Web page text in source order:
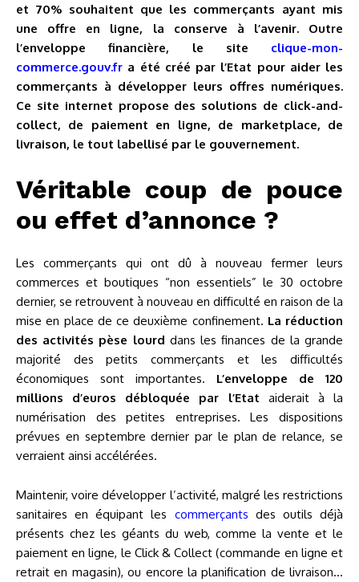
et 70% souhaitent que les commerçants ayant mis
une offre en ligne, la conserve à l’avenir.
Outre
l’enveloppe financière, le site clique-mon-
commerce.gouv.fr a été créé par l’Etat pour aider les
commerçants à développer leurs offres numériques.
Ce site internet propose des solutions de click-and-
collect, de paiement en ligne, de marketplace, de
livraison, le tout labellisé par le gouvernement.
Véritable coup de pouce
ou effet d’annonce ?
Les commerçants qui ont dû à nouveau fermer leurs
commerces et boutiques “non essentiels” le 30 octobre
dernier, se retrouvent à nouveau en difficulté en raison de la
mise en place de ce deuxième confinement. La réduction
des activités pèse lourd dans les finances de la grande
majorité des petits commerçants et les difficultés
économiques sont importantes. L’enveloppe de 120
millions d’euros débloquée par l’Etat aiderait à la
numérisation des petites entreprises. Les dispositions
prévues en septembre dernier par le plan de relance, se
verraient ainsi accélérées.
Maintenir, voire développer l’activité, malgré les restrictions
sanitaires en équipant les commerçants des outils déjà
présents chez les géants du web, comme la vente et le
paiement en ligne, le Click & Collect (commande en ligne et
retrait en magasin), ou encore la planification de livraison…